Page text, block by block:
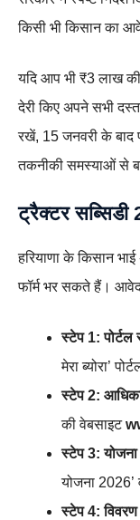
किसी भी किसान का
यदि आप भी ₹3 लाख की
देरी किए अपने सभी
रखें, 15 जनवरी के बाद
तकनीकी समस्याओं से
ट्रैक्टर
हरियाणा के किसान
फॉर्म भर सकते हैं।
स्टेप 1: पोर्टल
मेरा ब्योरा’
स्टेप 2:
की वेबसाइट
स्टेप 3:
योजना
स्टेप 4: